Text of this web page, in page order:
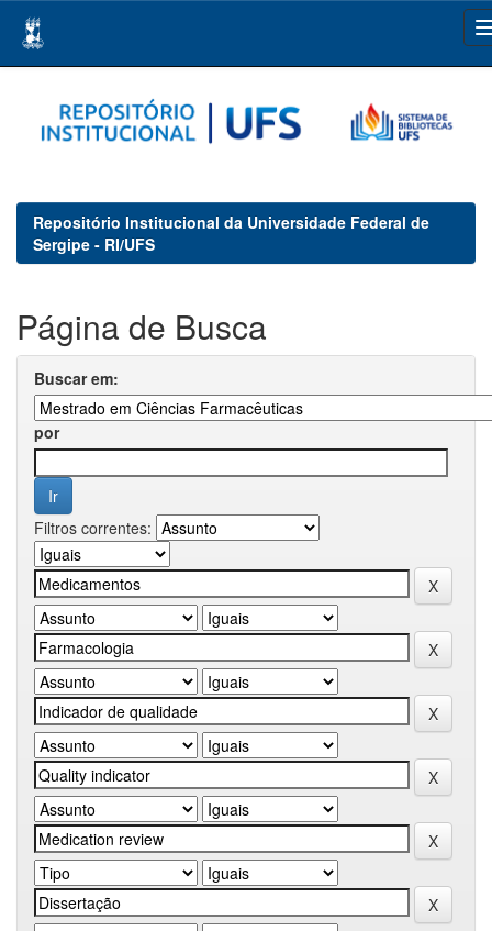
navigation
Repositório Institucional da Universidade Federal de
Sergipe - RI/UFS
Página de Busca
Buscar em:
por
Filtros correntes: